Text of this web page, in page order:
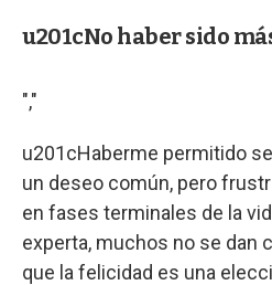
u201cNo haber sido
","
u201cHaberme permitido
un deseo común, pero
en fases terminales de la
experta, muchos no se dan
que la felicidad es una